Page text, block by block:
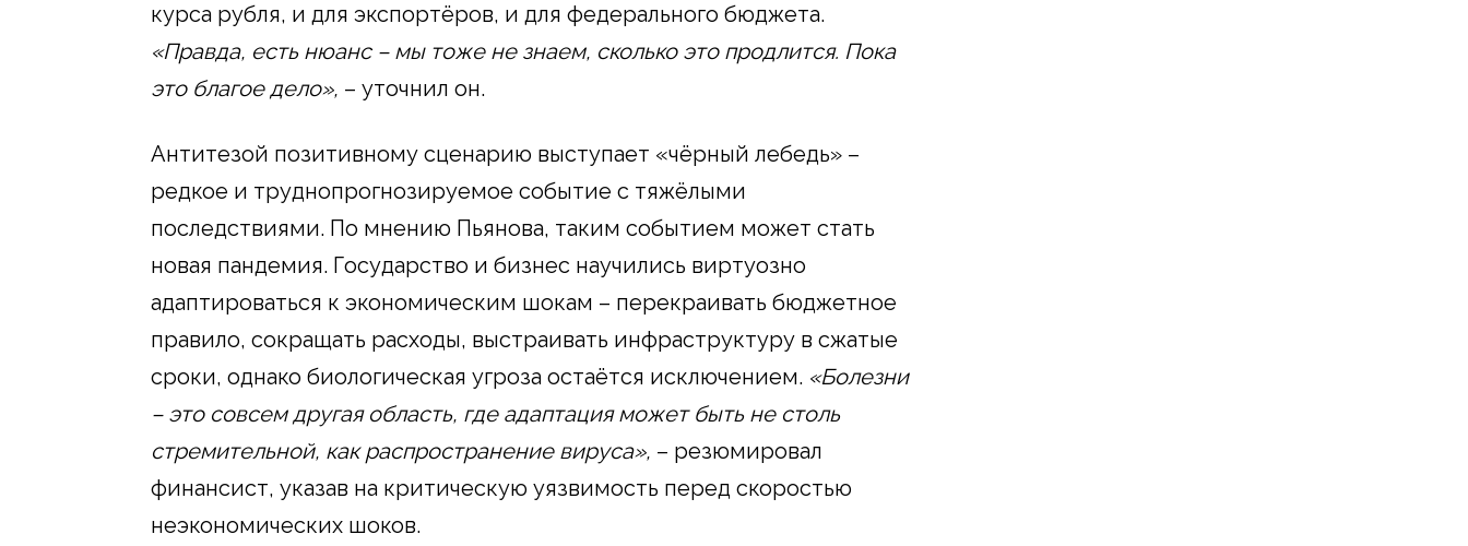
курса рубля, и для экспортёров, и для федерального бюджета.
«Правда, есть нюанс – мы тоже не знаем, сколько это продлится. Пока
это благое дело», – уточнил он.
Антитезой позитивному сценарию выступает «чёрный лебедь» –
редкое и труднопрогнозируемое событие с тяжёлыми
последствиями. По мнению Пьянова, таким событием может стать
новая пандемия. Государство и бизнес научились виртуозно
адаптироваться к экономическим шокам – перекраивать бюджетное
правило, сокращать расходы, выстраивать инфраструктуру в сжатые
сроки, однако биологическая угроза остаётся исключением. «Болезни
– это совсем другая область, где адаптация может быть не столь
стремительной, как распространение вируса», – резюмировал
финансист, указав на критическую уязвимость перед скоростью
неэкономических шоков.